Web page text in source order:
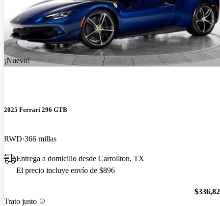
¡Nuevo!
2025 Ferrari 296 GTB
RWD 366 millas
Entrega a domicilio desde Carrollton, TX
El precio incluye envío de $896
Trato justo